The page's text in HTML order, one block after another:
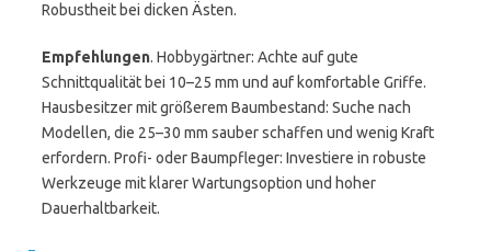
Robustheit bei dicken Ästen.
Empfehlungen. Hobbygärtner: Achte auf gute
Schnittqualität bei 10–25 mm und auf komfortable Griffe.
Hausbesitzer mit größerem Baumbestand: Suche nach
Modellen, die 25–30 mm sauber schaffen und wenig Kraft
erfordern. Profi- oder Baumpfleger: Investiere in robuste
Werkzeuge mit klarer Wartungsoption und hoher
Dauerhaltbarkeit.